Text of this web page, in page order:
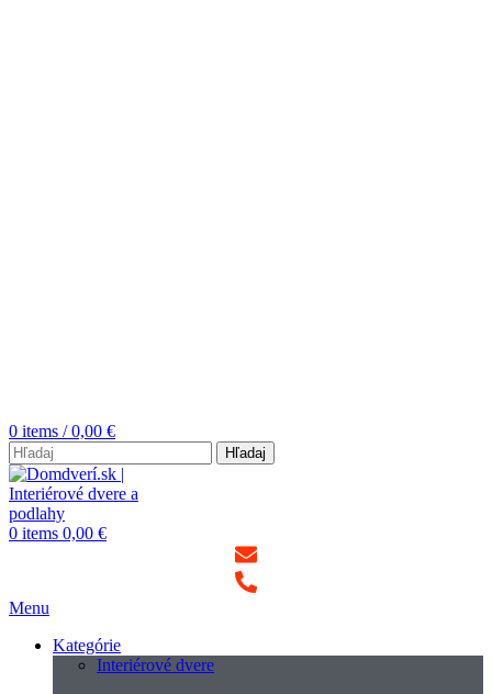
0 items / 0,00 €
Hľadaj
0 items 0,00 €
Menu
Kategórie
Interiérové dvere